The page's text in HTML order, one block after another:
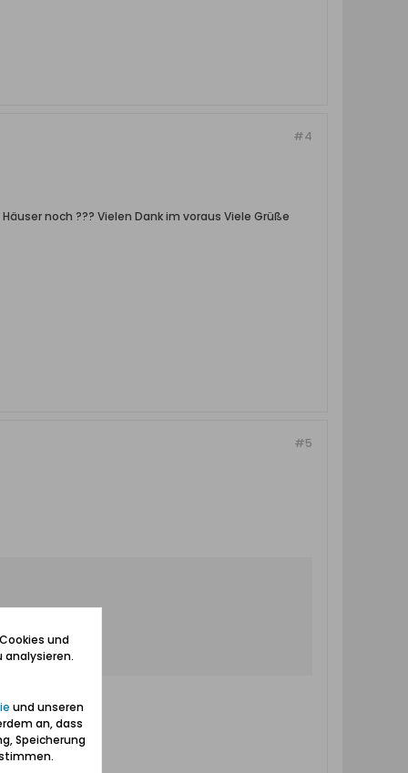
#4
noch ??? Vielen Dank im voraus Viele Grüße
#5
und
und unseren
an, dass
Speicherung